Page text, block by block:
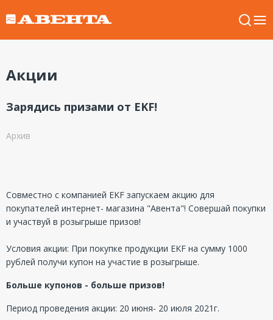
Акции
Зарядись призами от EKF!
Архив
Совместно с компанией EKF запускаем акцию для
покупателей интернет- магазина "Авента"! Совершай покупки
и участвуй в розыгрыше призов!
Условия акции: При покупке продукции EKF на сумму 1000
рублей получи купон на участие в розыгрыше.
Больше купонов - больше призов!
Период проведения акции: 20 июня- 20 июля 2021г.